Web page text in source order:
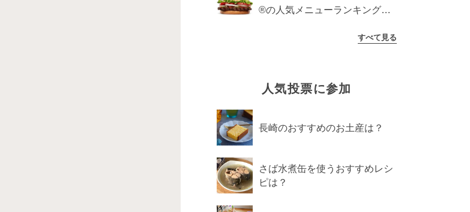
®の人気メニューランキング
すべて見る
人気投票に参加
長崎のおすすめのお土産は？
さば水煮缶を使うおすすめレシ
ピは？